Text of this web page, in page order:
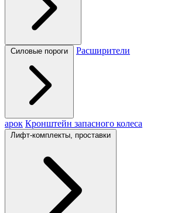
Силовые пороги Расширители
арок Кронштейн запасного колеса
Лифт-комплекты, проставки